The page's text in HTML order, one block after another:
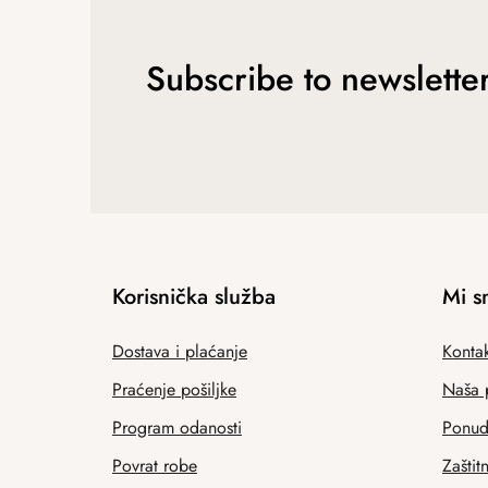
Subscribe to
Korisnička služba
Dostava i plaćanje
Praćenje pošiljke
Program odanosti
Povrat robe
Mi
Naša